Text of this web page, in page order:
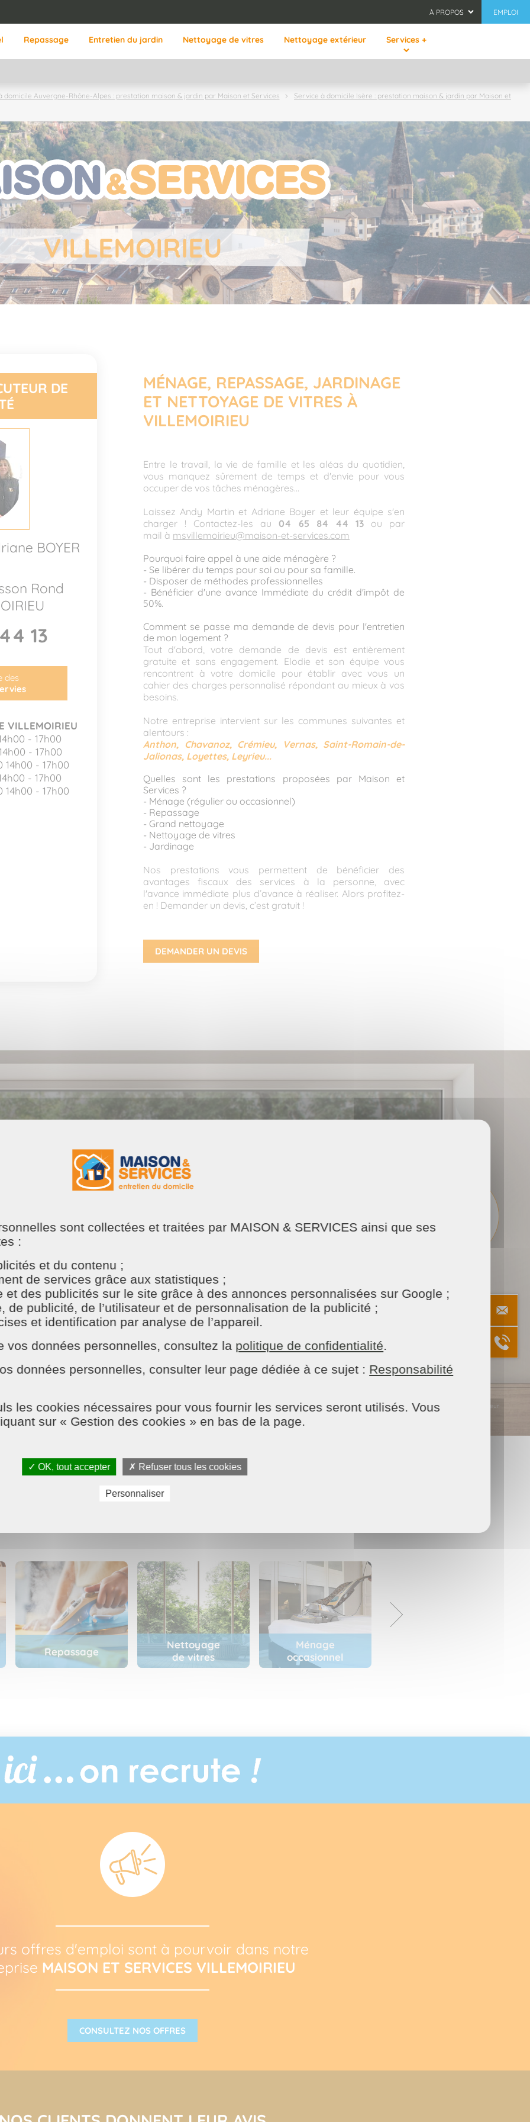
À PROPOS EMPLOI
Repassage Entretien du jardin Nettoyage de vitres Nettoyage extérieur Services +
domicile Auvergne-Rhône-Alpes : prestation maison & jardin par Maison et Services
Service à domicile Isère : prestation maison & jardin par Maison et
VILLEMOIRIEU
MÉNAGE, REPASSAGE, JARDINAGE
ET NETTOYAGE DE VITRES À
VILLEMOIRIEU
Entre le travail, la vie de famille et les aléas du quotidien,
vous manquez sûrement de temps et d'envie pour vous
occuper de vos tâches ménagères...
Laissez Andy Martin et Adriane Boyer et leur équipe s'en
charger ! Contactez-les au04 65 84 44 13 ou par
mail à msvillemoirieu@maison-et-services.com
Pourquoi faire appel à une aide ménagère ?
- Se libérer du temps pour soi ou pour sa famille.
- Disposer de méthodes professionnelles
- Bénéficier d'une avance Immédiate du crédit d'impôt de
50%.
Comment se passe ma demande de devis pour l'entretien
de mon logement ?
Tout d'abord, votre demande de devis est entièrement
gratuite et sans engagement. Elodie et son équipe vous
rencontrent à votre domicile pour établir avec vous un
cahier des charges personnalisé répondant au mieux à vos
besoins.
Notre entreprise intervient sur les communes suivantes et
alentours :
Anthon, Chavanoz, Crémieu, Vernas, Saint-Romain-de-
Jalionas, Loyettes, Leyrieu...
Quelles sont les prestations proposées par Maison et
Services ?
- Ménage (régulier ou occasionnel)
- Repassage
- Grand nettoyage
- Nettoyage de vitres
- Jardinage
Nos prestations vous permettent de bénéficier des
avantages fiscaux des services à la personne, avec
l'avance immédiate plus d’avance à réaliser. Alors profitez-
en ! Demander un devis, c’est gratuit !
DEMANDER UN DEVIS
DE
BOYER
Rond
13
des
VILLEMOIRIEU
- 17h00
- 17h00
14h00 - 17h00
- 17h00
14h00 - 17h00
0responsabilité
Du matériel et des
produits100% naturels tarif ajusté
* Selon Loi de finances en vigueur
NOS PRESTATIONS
Repassage
Nettoyage
de vitres
Ménage
occasionnel
offres d'emploi sont à pourvoir dans notre
MAISON ET SERVICES VILLEMOIRIEU
CONSULTEZ NOS OFFRES
sont collectées et traitées par MAISON & SERVICES ainsi que ses
:
et du contenu ;
de services grâce aux statistiques ;
et des publicités sur le site grâce à des annonces personnalisées sur Google ;
de publicité, de l’utilisateur et de personnalisation de la publicité ;
et identification par analyse de l’appareil.
vos données personnelles, consultez la politique de confidentialité.
données personnelles, consulter leur page dédiée à ce sujet : Responsabilité
les cookies nécessaires pour vous fournir les services seront utilisés. Vous
sur « Gestion des cookies » en bas de la page.
✓ OK, tout accepter ✗ Refuser tous les cookies
Personnaliser